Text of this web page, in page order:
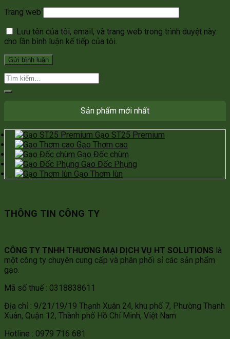
Trang web
Lưu tên của tôi, email, và trang web trong trình duyệt này
cho lần bình luận kế tiếp của tôi.
Sản phẩm mới nhất
Gạo ST25 Premium
Gạo Thơm cao
Gạo Đốc chùm
Gạo Đốc Phụng
Gạo Thơm lùn
THÔNG TIN CÔNG TY
CÔNG TY TNHH THƯƠNG MẠI DỊCH VỤ HT SOLUTIONS là
một công ty chuyên cung cấp và phân phối sỉ các sản phẩm
gạo.
Mã số thuế : 0318838611
Địa chỉ : 9/21/19/19 Thạnh Xuân 24, khu phố 7, Phường Thạnh
Xuân, Quận 12, Thành phố Hồ Chí Minh, Việt Nam
Hotline : 0979 716 681